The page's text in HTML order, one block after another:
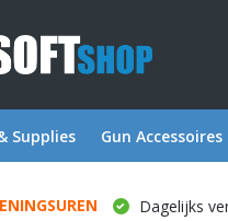
Supplies Gun Accessoires
Dagelijks